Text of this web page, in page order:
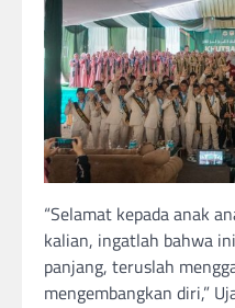
“Selamat kepada anak
kalian, ingatlah bahwa
panjang, teruslah
mengembangkan diri,”